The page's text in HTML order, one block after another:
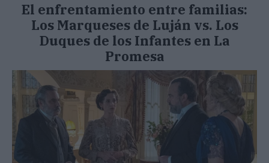
El enfrentamiento entre familias:
Los Marqueses de Luján vs. Los
Duques de los Infantes en La
Promesa